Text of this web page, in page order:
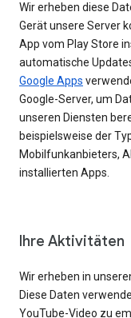
Wir erheben diese
Gerät unsere Server
App vom Play Store
automatische
Google Apps
Google-Server, um
unseren Diensten
beispielsweise der
Mobilfunkanbieters,
installierten Apps.
Ihre Aktivitäten
Wir erheben in
Diese Daten
YouTube-Video zu